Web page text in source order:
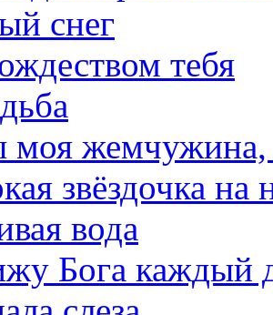
снег
тебя
моя жемчужина,
звёздочка на
вода
Бога каждый